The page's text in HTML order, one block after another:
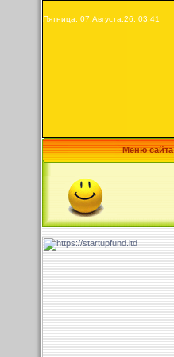
Пятница, 07.Августа.26, 03:41
Меню сайта